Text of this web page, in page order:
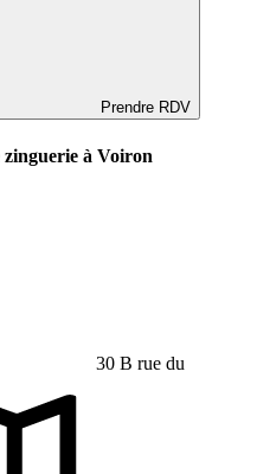
Prendre RDV
à Voiron
30 B rue du